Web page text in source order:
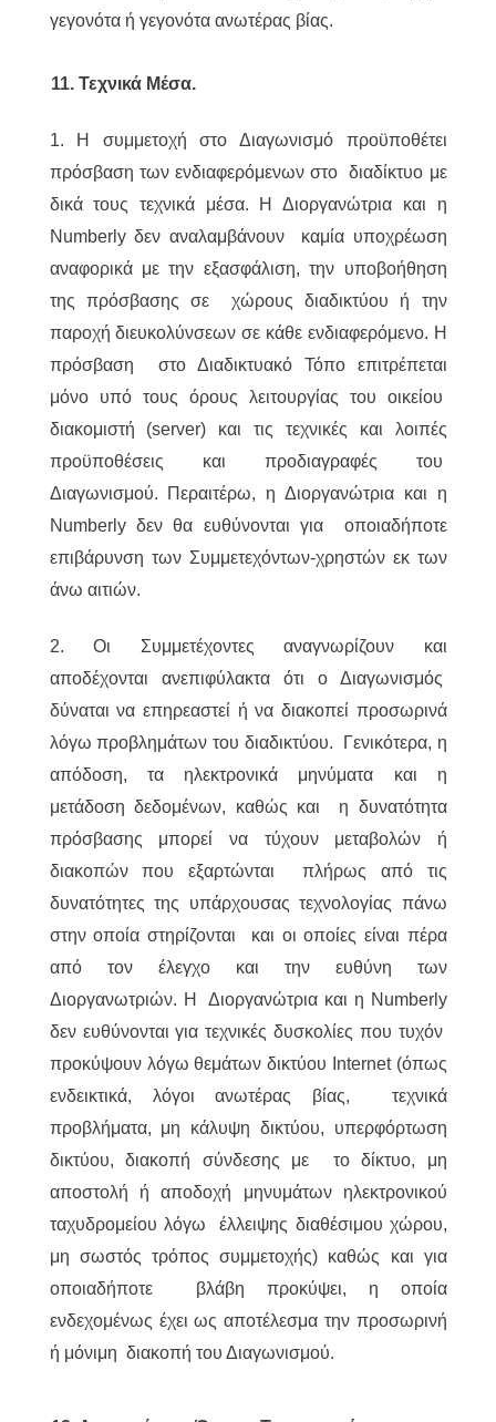
γεγονότα ή γεγονότα ανωτέρας βίας.
11. Τεχνικά Μέσα.
1. Η συμμετοχή στο Διαγωνισμό προϋποθέτει
πρόσβαση των ενδιαφερόμενων στο διαδίκτυο με
δικά τους τεχνικά μέσα. Η Διοργανώτρια και η
Numberly δεν αναλαμβάνουν καμία υποχρέωση
αναφορικά με την εξασφάλιση, την υποβοήθηση
της πρόσβασης σε χώρους διαδικτύου ή την
παροχή διευκολύνσεων σε κάθε ενδιαφερόμενο. Η
πρόσβαση στο Διαδικτυακό Τόπο επιτρέπεται
μόνο υπό τους όρους λειτουργίας του οικείου
διακομιστή (server) και τις τεχνικές και λοιπές
προϋποθέσεις και προδιαγραφές του
Διαγωνισμού. Περαιτέρω, η Διοργανώτρια και η
Numberly δεν θα ευθύνονται για οποιαδήποτε
επιβάρυνση των Συμμετεχόντων-χρηστών εκ των
άνω αιτιών.
2. Οι Συμμετέχοντες αναγνωρίζουν και
αποδέχονται ανεπιφύλακτα ότι ο Διαγωνισμός
δύναται να επηρεαστεί ή να διακοπεί προσωρινά
λόγω προβλημάτων του διαδικτύου. Γενικότερα, η
απόδοση, τα ηλεκτρονικά μηνύματα και η
μετάδοση δεδομένων, καθώς και η δυνατότητα
πρόσβασης μπορεί να τύχουν μεταβολών ή
διακοπών που εξαρτώνται πλήρως από τις
δυνατότητες της υπάρχουσας τεχνολογίας πάνω
στην οποία στηρίζονται και οι οποίες είναι πέρα
από τον έλεγχο και την ευθύνη των
Διοργανωτριών. Η Διοργανώτρια και η Numberly
δεν ευθύνονται για τεχνικές δυσκολίες που τυχόν
προκύψουν λόγω θεμάτων δικτύου Internet (όπως
ενδεικτικά, λόγοι ανωτέρας βίας, τεχνικά
προβλήματα, μη κάλυψη δικτύου, υπερφόρτωση
δικτύου, διακοπή σύνδεσης με το δίκτυο, μη
αποστολή ή αποδοχή μηνυμάτων ηλεκτρονικού
ταχυδρομείου λόγω έλλειψης διαθέσιμου χώρου,
μη σωστός τρόπος συμμετοχής) καθώς και για
οποιαδήποτε βλάβη προκύψει, η οποία
ενδεχομένως έχει ως αποτέλεσμα την προσωρινή
ή μόνιμη διακοπή του Διαγωνισμού.